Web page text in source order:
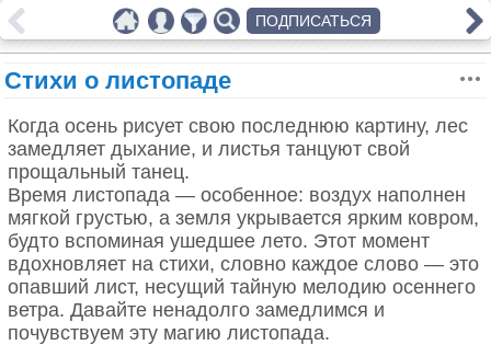
Стихи о листопаде
Когда осень рисует свою последнюю картину, лес
замедляет дыхание, и листья танцуют свой
прощальный танец.
Время листопада — особенное: воздух наполнен
мягкой грустью, а земля укрывается ярким ковром,
будто вспоминая ушедшее лето. Этот момент
вдохновляет на стихи, словно каждое слово — это
опавший лист, несущий тайную мелодию осеннего
ветра. Давайте ненадолго замедлимся и
почувствуем эту магию листопада.
ПОДПИСАТЬСЯ